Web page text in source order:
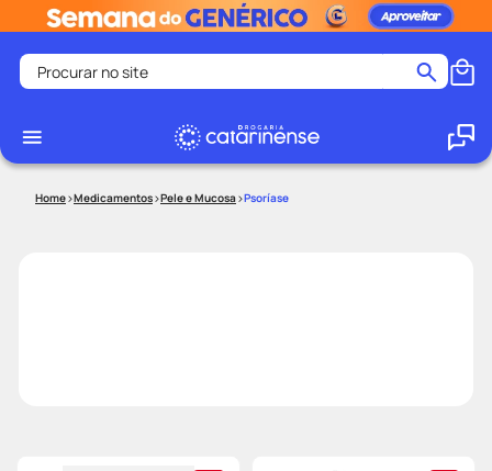
Procurar no site
1
Medicamentos Pele e Mucosa Psoríase